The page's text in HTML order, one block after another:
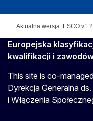
Aktualna wersja: ESCO
Europejska
kwalifikacji i zawodów
This site is co-
Dyrekcja Generalna
i Włączenia